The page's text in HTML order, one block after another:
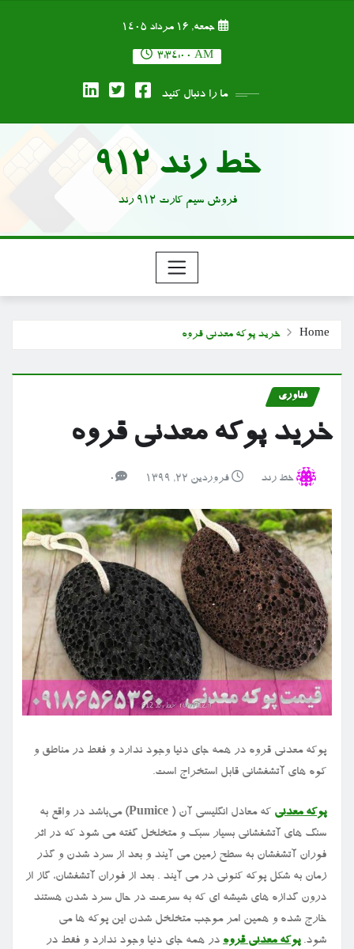
جمعه, ۱۶ مرداد ۱۴۰۵
3:34:01 AM
ما را دنبال کنید
خط رند 912
فروش سیم کارت 912 رند
Home خرید پوکه معدنی قروه
فناوری
خرید پوکه معدنی قروه
خط رند فروردین ۲۲, ۱۳۹۹ 0
پوکه معدنی قروه در همه جای دنیا وجود ندارد و فقط در مناطق و
کوه های آتشفشانی قابل استخراج است.
پوکه معدنی که معادل انگلیسی آن(Pumice ) می‌باشد در واقع به
سنگ های آتشفشانی بسیار سبک و متخلخل گفته می شود که در اثر
فوران آتشفشان به سطح زمین می آیند و بعد از سرد شدن و گذر
زمان به شکل پوکه کنونی در می آیند . بعد از فوران آتشفشان، گاز از
درون گدازه‌ های شیشه ‌ای که به سرعت در حال سرد شدن هستند
خارج شده و همین امر موجب متخلخل شدن این پوکه ‌ها می‌
شود.پوکه معدنی قروه در همه جای دنیا وجود ندارد و فقط در